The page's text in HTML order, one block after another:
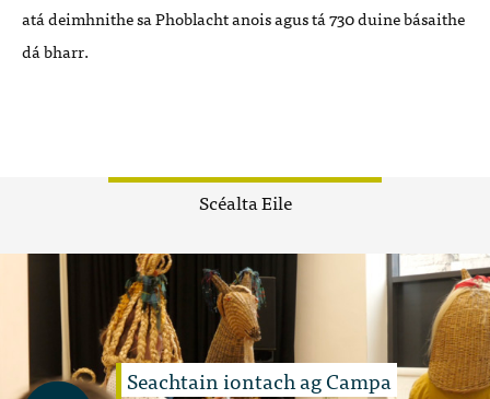
atá deimhnithe sa Phoblacht anois agus tá 730 duine básaithe
dá bharr.
Scéalta Eile
Seachtain iontach ag Campa